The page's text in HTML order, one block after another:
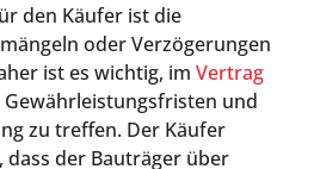
den Käufer ist die
oder Verzögerungen
ist es wichtig, im Vertrag
Gewährleistungsfristen und
zu treffen. Der Käufer
der Bauträger über